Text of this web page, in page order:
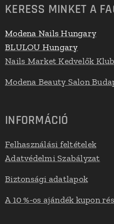
KERESS MINKET A
Modena Nails Hungary
BLULOU Hungary
Nails Market Kedvelők
Modena Beauty Salon
INFORMÁCIÓ
Felhasználási feltételek
Adatvédelmi Szabályzat
Biztonsági adatlapok
A 10 %-os ajándék kupon